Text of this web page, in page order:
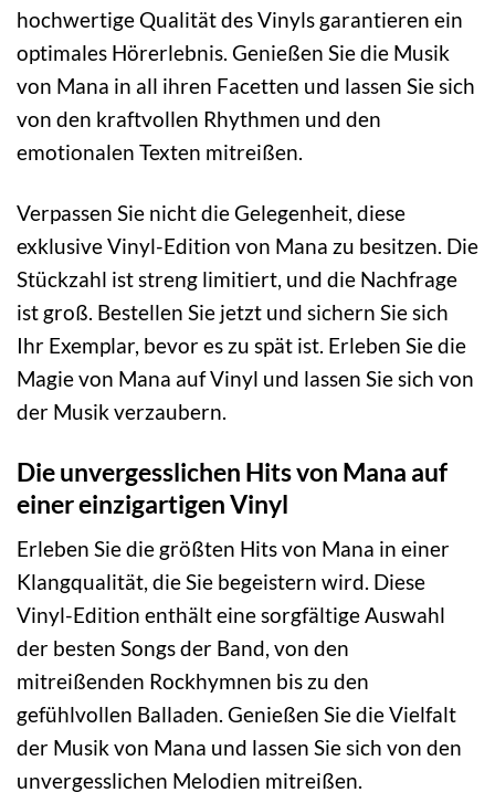
hochwertige Qualität des Vinyls garantieren ein
optimales Hörerlebnis. Genießen Sie die Musik
von Mana in all ihren Facetten und lassen Sie sich
von den kraftvollen Rhythmen und den
emotionalen Texten mitreißen.
Verpassen Sie nicht die Gelegenheit, diese
exklusive Vinyl-Edition von Mana zu besitzen. Die
Stückzahl ist streng limitiert, und die Nachfrage
ist groß. Bestellen Sie jetzt und sichern Sie sich
Ihr Exemplar, bevor es zu spät ist. Erleben Sie die
Magie von Mana auf Vinyl und lassen Sie sich von
der Musik verzaubern.
Die unvergesslichen Hits von Mana auf
einer einzigartigen Vinyl
Erleben Sie die größten Hits von Mana in einer
Klangqualität, die Sie begeistern wird. Diese
Vinyl-Edition enthält eine sorgfältige Auswahl
der besten Songs der Band, von den
mitreißenden Rockhymnen bis zu den
gefühlvollen Balladen. Genießen Sie die Vielfalt
der Musik von Mana und lassen Sie sich von den
unvergesslichen Melodien mitreißen.